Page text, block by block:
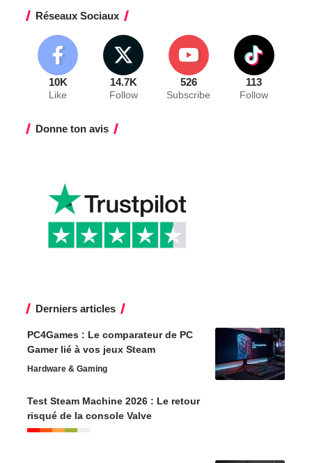
Réseaux Sociaux
10K
Like
14.7K
Follow
526
Subscribe
113
Follow
Donne ton avis
Derniers articles
PC4Games : Le comparateur de PC
Gamer lié à vos jeux Steam
Hardware & Gaming
Test Steam Machine 2026 : Le retour
risqué de la console Valve